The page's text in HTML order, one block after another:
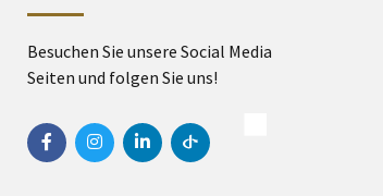
Besuchen Sie unsere Social Media
Seiten und folgen Sie uns!